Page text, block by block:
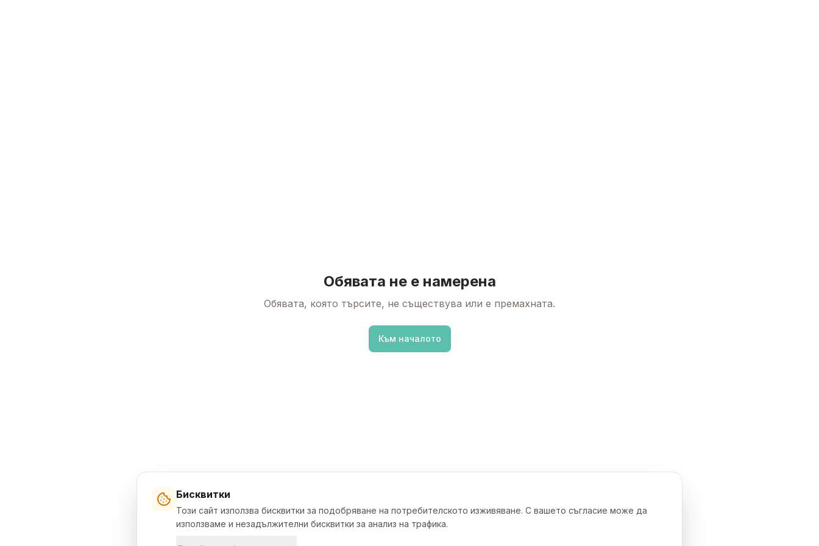
Обявата не е намерена
Обявата, която търсите, не съществува или е премахната.
Към началото
Бисквитки
Този сайт използва бисквитки за подобряване на потребителското изживяване. С вашето съгласие може да
използваме и незадължителни бисквитки за анализ на трафика.